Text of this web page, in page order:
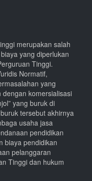
merupakan salah
yang diperlukan
Tinggi.
Normatif,
yang
komersialisasi
yang buruk di
tersebut akhirnya
usaha jasa
pendidikan
biaya pendidikan
pelanggaran
Tinggi dan hukum